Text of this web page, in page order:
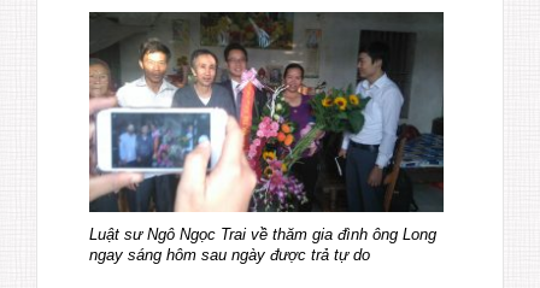
Luật sư Ngô Ngọc Trai về thăm gia đình ông Long
ngay sáng hôm sau ngày được trả tự do